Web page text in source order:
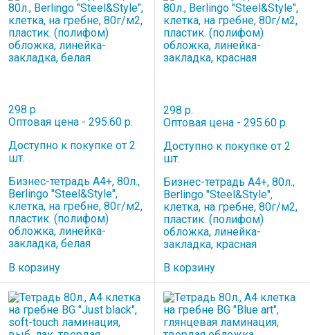
298 р.
Оптовая цена - 295.60 р.
Доступно к покупке от 2
шт.
Бизнес-тетрадь А4+, 80л.,
Berlingo "Steel&Style",
клетка, на гребне, 80г/м2,
пластик. (полифом)
обложка, линейка-
закладка, белая
В корзину
298 р.
Оптовая цена - 295.60 р.
Доступно к покупке от 2
шт.
Бизнес-тетрадь А4+, 80л.,
Berlingo "Steel&Style",
клетка, на гребне, 80г/м2,
пластик. (полифом)
обложка, линейка-
закладка, красная
В корзину